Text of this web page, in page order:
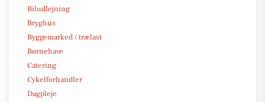
Biludlejning
Bryghus
Byggemarked / trælast
Børnehave
Catering
Cykelforhandler
Dagpleje